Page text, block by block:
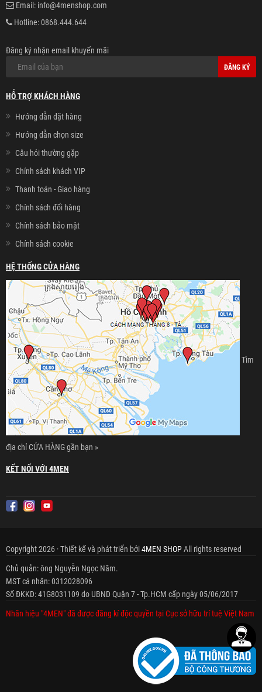
Email: info@4menshop.com
Hotline:0868.444.644
Đăng ký nhận email khuyến mãi
ĐĂNG KÝ
HỖ TRỢ KHÁCH HÀNG
Hướng dẫn đặt hàng
Hướng dẫn chọn size
Câu hỏi thường gặp
Chính sách khách VIP
Thanh toán - Giao hàng
Chính sách đổi hàng
Chính sách bảo mật
Chính sách cookie
HỆ THỐNG CỬA HÀNG
Tìm
địa chỉ CỬA HÀNG gần bạn »
KẾT NỐI VỚI 4MEN
Copyright 2026 · Thiết kế và phát triển bởi4MEN SHOPAll rights reserved
Chủ quản: ông Nguyễn Ngọc Năm.
MST cá nhân: 0312028096
Số ĐKKD: 41G8031109 do UBND Quận 7 - Tp.HCM cấp ngày 05/06/2017
Nhãn hiệu "4MEN" đã được đăng kí độc quyền tại Cục sở hữu trí tuệ Việt Nam